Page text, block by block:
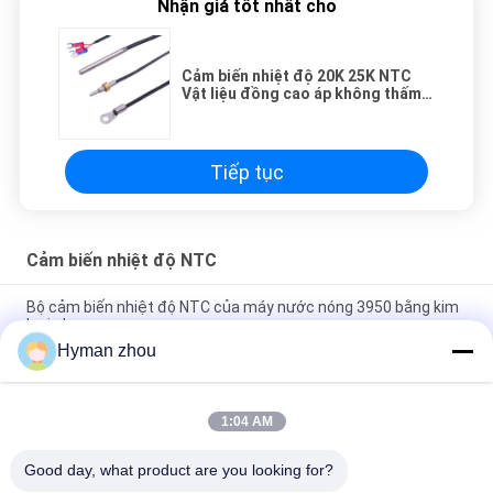
Nhận giá tốt nhất cho
Cảm biến nhiệt độ 20K 25K NTC
Vật liệu đồng cao áp không thấm
Tiếp tục
Cảm biến nhiệt độ NTC
Bộ cảm biến nhiệt độ NTC của máy nước nóng 3950 bằng kim
loại nhựa
Bộ cảm biến nhiệt độ điện trở nhiệt AC Heater NTC 10K 1%
3950 Dải nhiệt độ rộng
Cảm biến nhiệt độ NTC ba dây, đầu nối gốm NTC 3950 10k vít
Hyman zhou
1:04 AM
Good day, what product are you looking for?